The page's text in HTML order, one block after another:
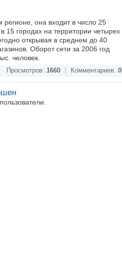
она входит в число 25
городах на территории четырех
открывая в среднем до 40
Оборот сети за 2006 год
человек.
Просмотров: 1660 Комментариев: 0